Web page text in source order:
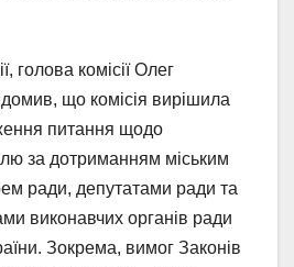
голова комісії Олег
що комісія вирішила
питання щодо
за дотриманням міським
ради, депутатами ради та
виконавчих органів ради
Зокрема, вимог Законів